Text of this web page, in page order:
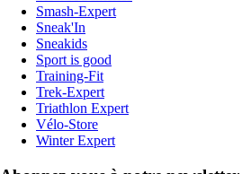
Smash-Expert
Sneak'In
Sneakids
Sport is good
Training-Fit
Trek-Expert
Triathlon Expert
Vélo-Store
Winter Expert